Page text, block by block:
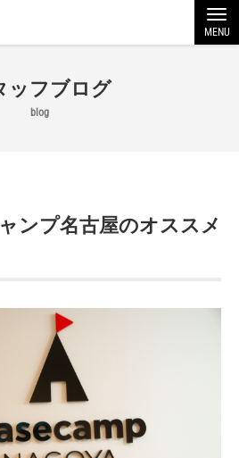
MENU
ッフブログ
blog
ンプ名古屋のオススメ